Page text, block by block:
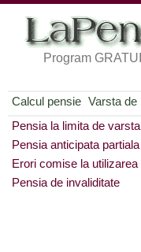
Program
Calcul pensie Varsta de
Pensia la limita de varsta
Pensia anticipata partiala
Erori comise la
Pensia de invaliditate